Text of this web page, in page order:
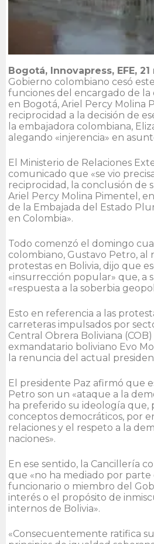
Bogotá, Innovapress, EFE,
Gobierno colombiano cesó
funciones del encargado de la
en Bogotá, Ariel Percy Molina
reciprocidad a la decisión de
la embajadora colombiana,
alegando «injerencia» en
El Ministerio de Relaciones
comunicado que «se vio
reciprocidad, la conclusión de
Ariel Percy Molina Pimentel,
de la Embajada del Estado
en Colombia».
Todo comenzó el domingo
colombiano, Gustavo Petro, al
protestas en Bolivia, dijo que
«insurrección popular» que, a
«respuesta a la soberbia
Esto en referencia a las
carreteras impulsados por
Central Obrera Boliviana (COB)
exmandatario boliviano Evo
la renuncia del actual
El presidente Paz afirmó que
Petro son un «ataque a la
ha preferido su ideología que,
conceptos democráticos, por
relaciones y el respeto a la
naciones».
En ese sentido, la Cancillería
que «no ha mediado por
funcionario o miembro del
interés o el propósito de
internos de Bolivia».
«Consecuentemente ratifica